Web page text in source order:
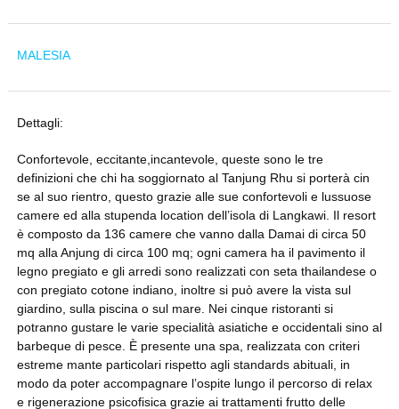
MALESIA
Dettagli:
Confortevole, eccitante,incantevole, queste sono le tre
definizioni che chi ha soggiornato al Tanjung Rhu si porterà cin
se al suo rientro, questo grazie alle sue confortevoli e lussuose
camere ed alla stupenda location dell’isola di Langkawi. Il resort
è composto da 136 camere che vanno dalla Damai di circa 50
mq alla Anjung di circa 100 mq; ogni camera ha il pavimento il
legno pregiato e gli arredi sono realizzati con seta thailandese o
con pregiato cotone indiano, inoltre si può avere la vista sul
giardino, sulla piscina o sul mare. Nei cinque ristoranti si
potranno gustare le varie specialità asiatiche e occidentali sino al
barbeque di pesce. È presente una spa, realizzata con criteri
estreme mante particolari rispetto agli standards abituali, in
modo da poter accompagnare l’ospite lungo il percorso di relax
e rigenerazione psicofisica grazie ai trattamenti frutto delle